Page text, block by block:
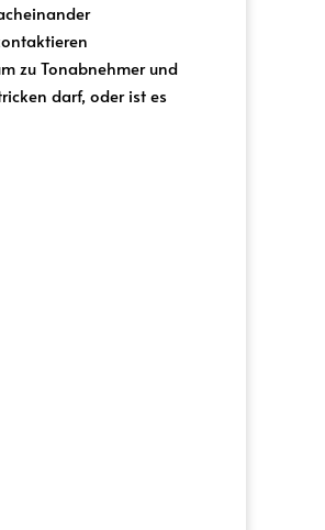
zu Tonabnehmer und
darf, oder ist es